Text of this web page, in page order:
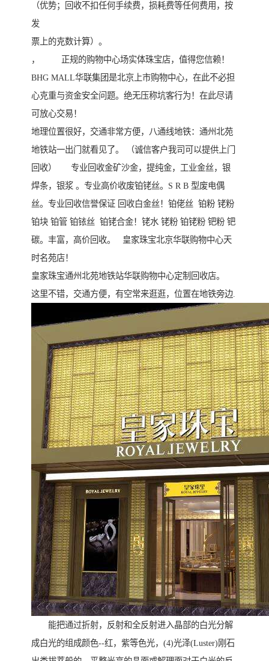
（优势；回收不扣任何手续费，损耗费等任何费用，按
发
票上的克数计算）。
， 正规的购物中心场实体珠宝店，值得您信赖！
BHG MALL华联集团是北京上市购物中心，在此不必担
心克重与资金安全问题。绝无压称坑客行为！在此尽请
可放心交易！
地理位置很好，交通非常方便，八通线地铁：通州北苑
地铁站一出门就看见了。 （诚信客户我司可以提供上门
回收） 专业回收金矿沙金，提纯金，工业金丝，银
焊条，银浆 。专业高价收废铂铑丝。S R B 型废电偶
丝。专业回收信誉保证 回收白金丝！铂佬丝 铂粉 铑粉
铂块 铂管 铂铱丝 铂铑合金！铑水 铑粉 铂铑粉 钯粉 钯
碳。丰富，高价回收。 皇家珠宝北京华联购物中心天
时名苑店！
皇家珠宝通州北苑地铁站华联购物中心定制回收店。
这里不错，交通方便，有空常来逛逛，位置在地铁旁边.
能把通过折射，反射和全反射进入晶部的白光分解
成白光的组成颜色--红，紫等色光，(4)光泽(Luster)刚石